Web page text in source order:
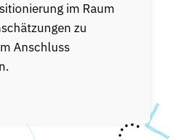
im Raum
zu
Anschluss